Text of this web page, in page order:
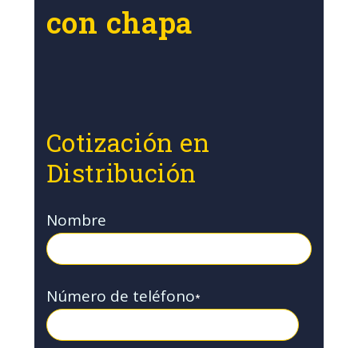
con chapa
Cotización en
Distribución
Nombre
Número de teléfono*